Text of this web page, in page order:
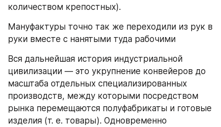
количеством крепостных).
Мануфактуры точно так же переходили из рук в
руки вместе с нанятыми туда рабочими
Вся дальнейшая история индустриальной
цивилизации — это укрупнение конвейеров до
масштаба отдельных специализированных
производств, между которыми посредством
рынка перемещаются полуфабрикаты и готовые
изделия (т. е. товары). Одновременно